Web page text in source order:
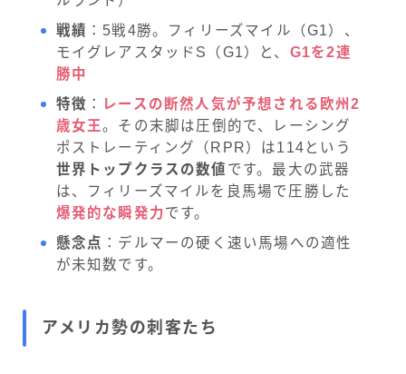
戦績 ：5戦4勝。フィリーズマイル（G1）、
モイグレアスタッドS（G1）と、 G1を2連
勝中
特徴 ：
レースの断然人気が予想される欧州2
歳女王。その末脚は圧倒的で、レーシング
ポストレーティング（RPR）は114という
世界トップクラスの数値 です。最大の武器
は、フィリーズマイルを良馬場で圧勝した
爆発的な瞬発力です。
懸念点 ：デルマーの硬く速い馬場への適性
が未知数です。
アメリカ勢の刺客たち